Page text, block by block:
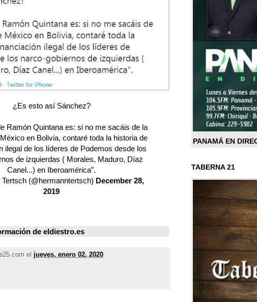
¿Es esto así Sánchez?
Ramón Quintana es: si no me sacáis de la
en Bolivia, contaré toda la historia de
ilegal de los líderes de Podemos desde los
de izquierdas ( Morales, Maduro, Díaz
Canel...) en Iberoamérica”.
(@hermanntertsch) December 28,
2019
de eldiestro.es
el jueves, enero 02, 2020
PANAMÁ EN
TABERNA 21